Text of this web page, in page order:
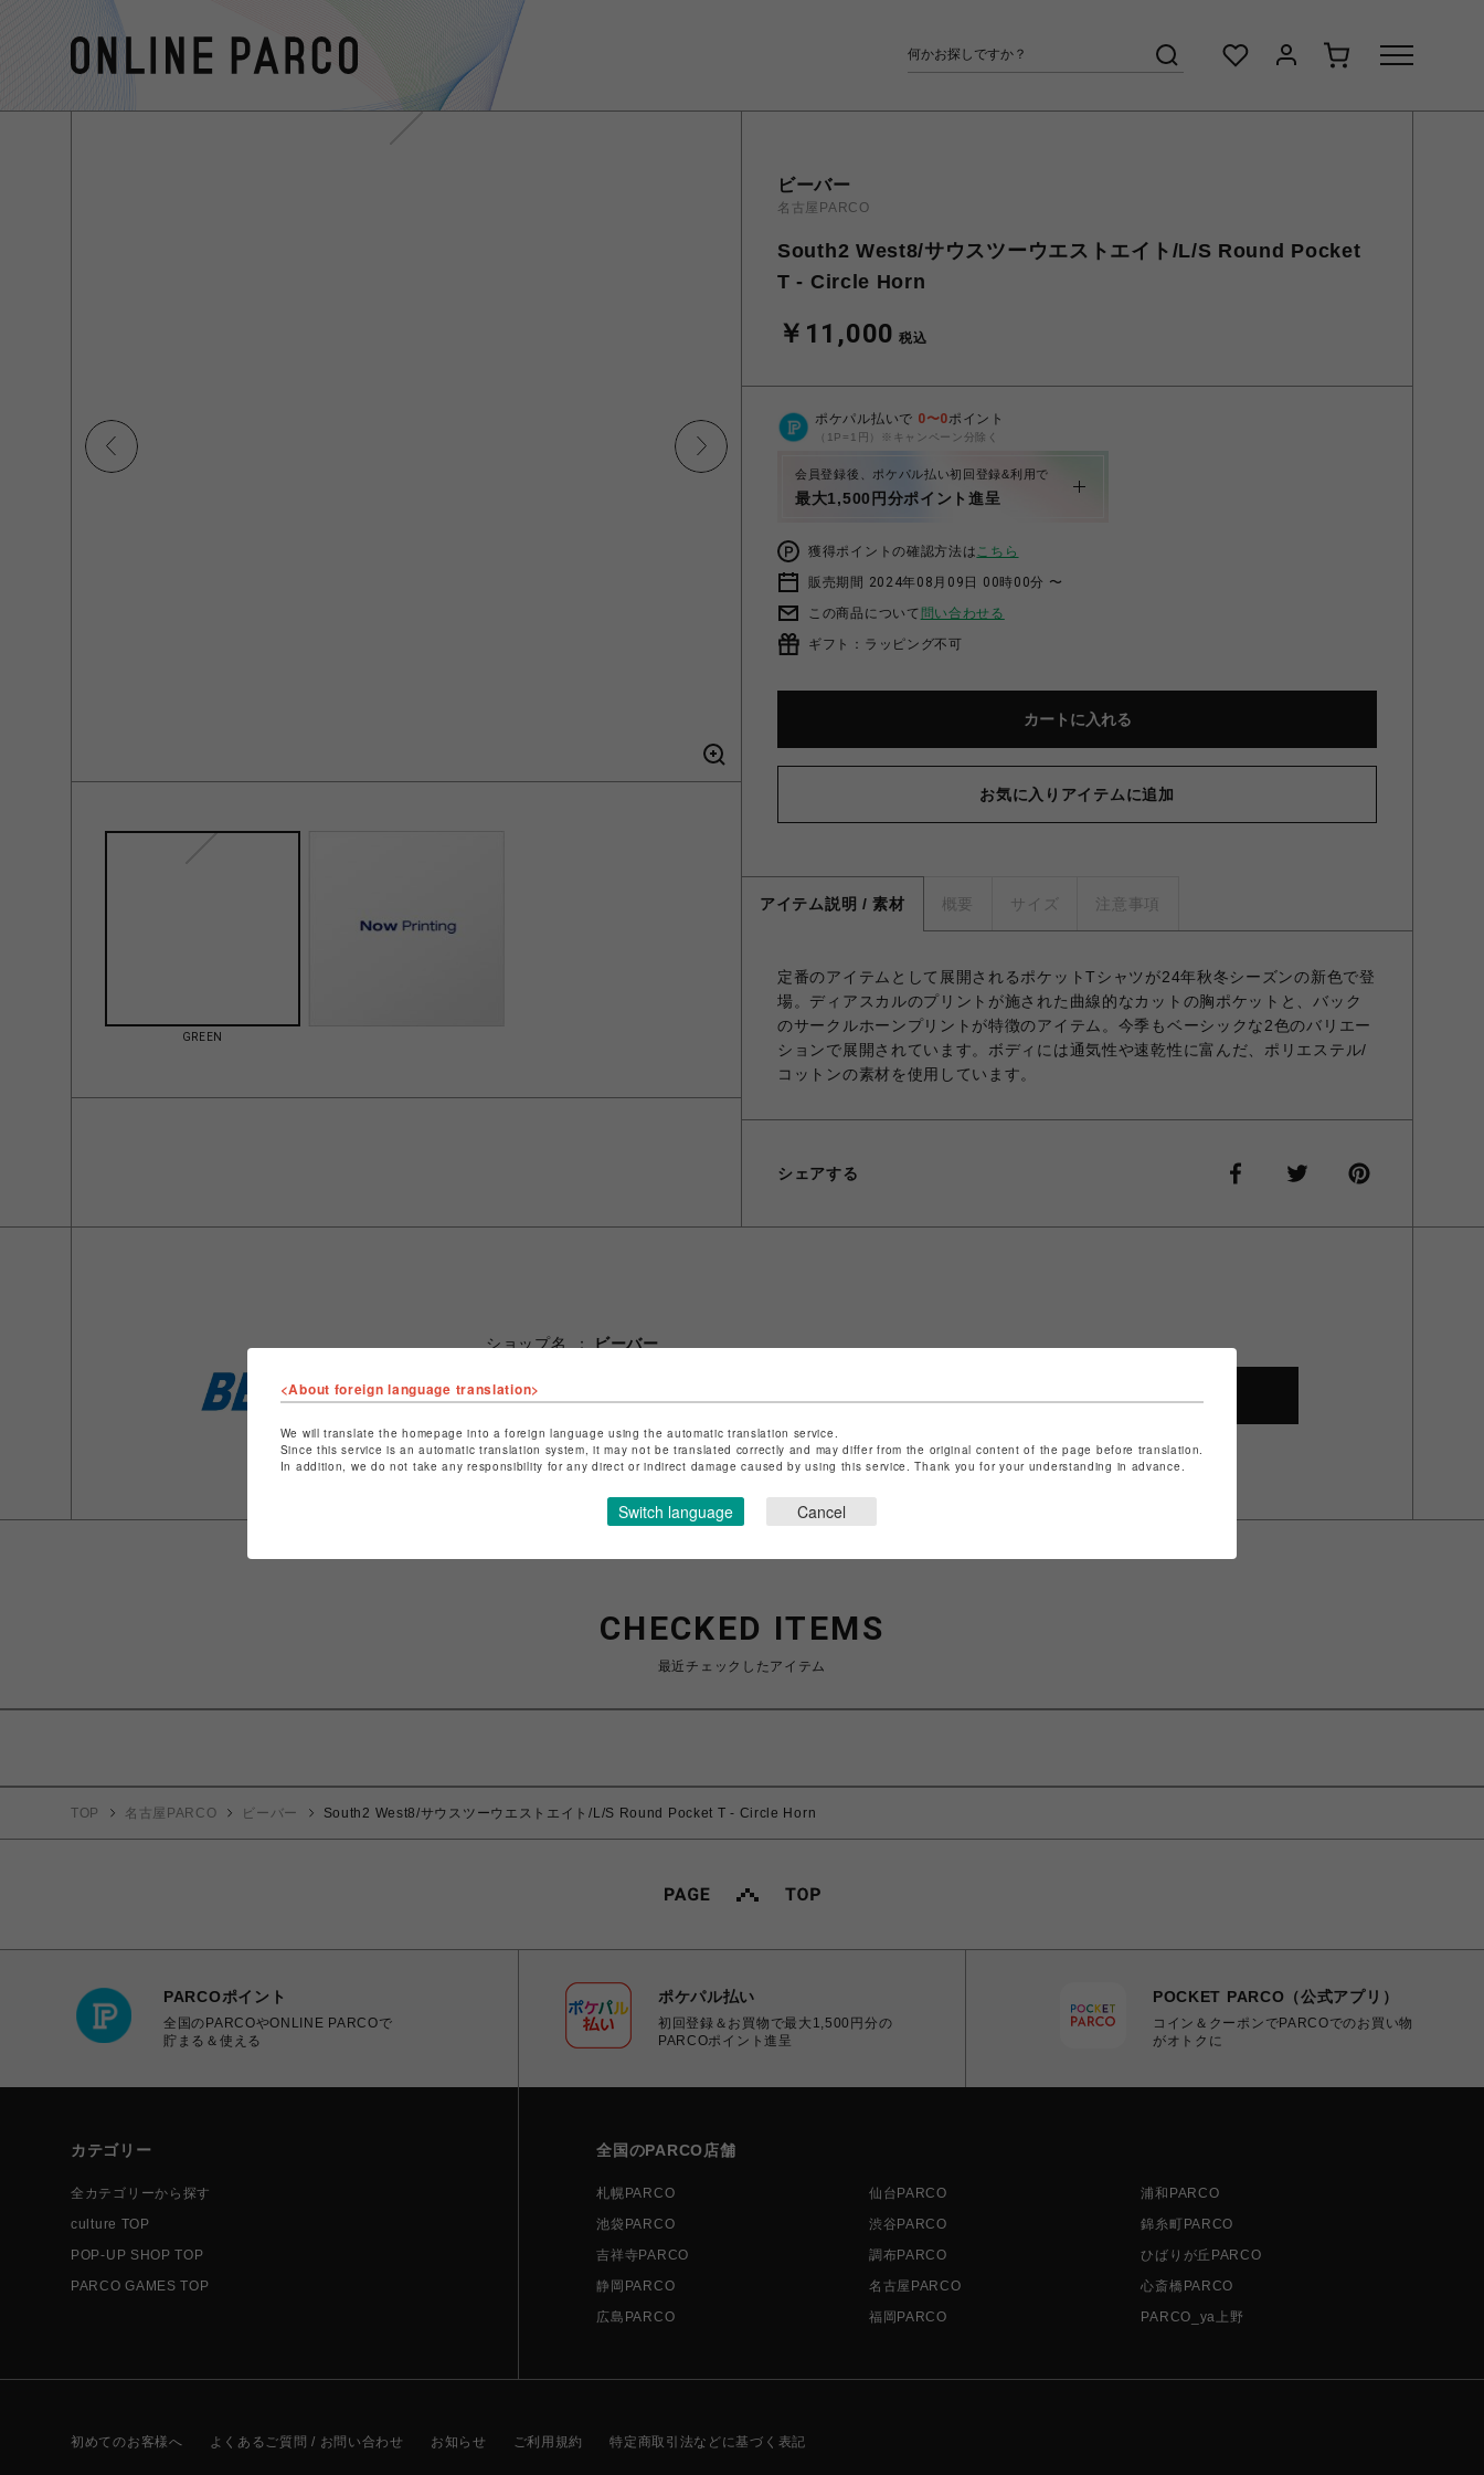
GREEN
ビーバー
名古屋PARCO
South2 West8/サウスツーウエストエイト/L/S Round Pocket
T - Circle Horn
￥11,000 税込
ポケパル払いで 0〜0ポイント
（1P=1円）※キャンペーン分除く
会員登録後、ポケパル払い初回登録&利用で
最大1,500円分ポイント進呈
獲得ポイントの確認方法はこちら
販売期間 2024年08月09日 00時00分 〜
この商品について 問い合わせる
ギフト：ラッピング不可
カートに入れる
お気に入りアイテムに追加
アイテム説明 / 素材 概要 サイズ 注意事項
定番のアイテムとして展開されるポケットTシャツが24年秋冬シーズンの新色で登
場。ディアスカルのプリントが施された曲線的なカットの胸ポケットと、バック
のサークルホーンプリントが特徴のアイテム。今季もベーシックな2色のバリエー
ションで展開されています。ボディには通気性や速乾性に富んだ、ポリエステル/
コットンの素材を使用しています。
シェアする
ショップ名
ビーバー
ショップお問い合わせはこちら
CHECKED ITEMS
最近チェックしたアイテム
TOP 名古屋PARCO ビーバー South2 West8/サウスツーウエストエイト/L/S Round Pocket T - Circle Horn
PARCOポイント
全国のPARCOやONLINE PARCOで
貯まる＆使える
ポケパル払い
初回登録＆お買物で最大1,500円分の
PARCOポイント進呈
POCKET PARCO（公式アプリ）
コイン＆クーポンでPARCOでのお買い物
がオトクに
カテゴリー
全カテゴリーから探す
culture TOP
POP-UP SHOP TOP
PARCO GAMES TOP
全国のPARCO店舗
札幌PARCO 仙台PARCO
浦和PARCO
池袋PARCO
渋谷PARCO
錦糸町PARCO
吉祥寺PARCO
調布PARCO
ひばりが丘PARCO
静岡PARCO
名古屋PARCO
心斎橋PARCO
広島PARCO
福岡PARCO PARCO_ya上野
初めてのお客様へ よくあるご質問 / お問い合わせ お知らせ ご利用規約 特定商取引法などに基づく表記
<About foreign language translation>
We will translate the homepage into a foreign language using the automatic translation service.
Since this service is an automatic translation system, it may not be translated correctly and may differ from the original content of the page before translation.
In addition, we do not take any responsibility for any direct or indirect damage caused by using this service. Thank you for your understanding in advance.
Switch language Cancel